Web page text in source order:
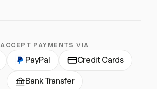
ACCEPT PAYMENTS VIA
PayPal Credit Cards
Bank Transfer